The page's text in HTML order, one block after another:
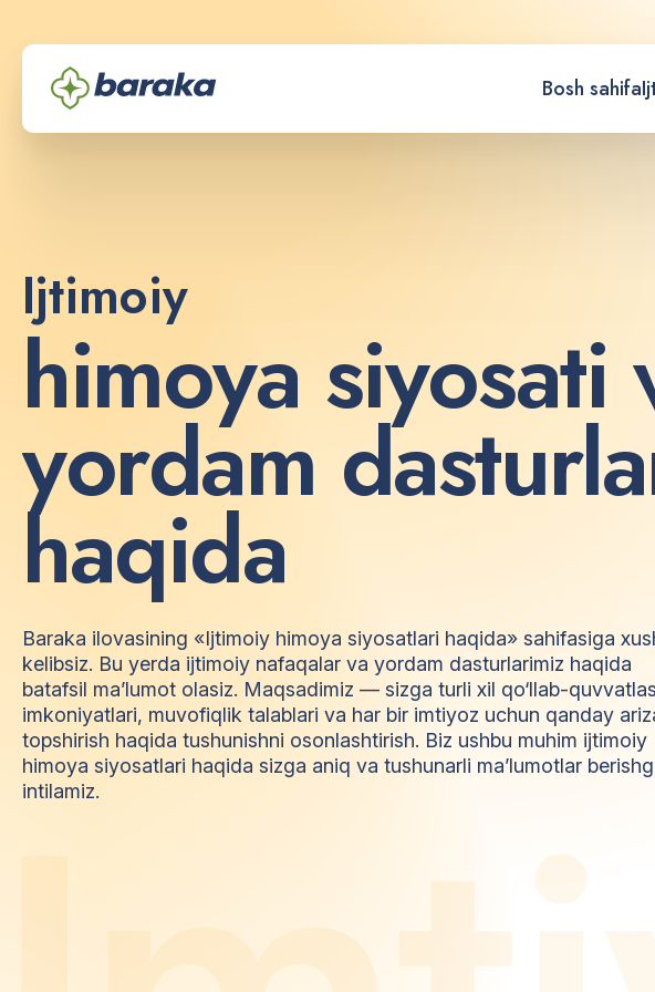
Bosh sahifa
Ijtimoiy
himoya siyosati
yordam dasturla
haqida
Baraka ilovasining «Ijtimoiy himoya siyosatlari haqida» sahifasiga
kelibsiz. Bu yerda ijtimoiy nafaqalar va yordam dasturlarimiz haqida
batafsil ma’lumot olasiz. Maqsadimiz — sizga turli xil qo‘llab-
imkoniyatlari, muvofiqlik talablari va har bir imtiyoz uchun qanday
topshirish haqida tushunishni osonlashtirish. Biz ushbu muhim ijtimoiy
himoya siyosatlari haqida sizga aniq va tushunarli ma’lumotlar
intilamiz.